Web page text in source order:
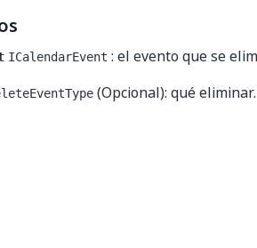
ICalendarEvent : el evento que se
(Opcional): qué eliminar.